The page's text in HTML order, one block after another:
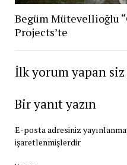
Begüm Mütevellioğlu
Projects’te
İlk yorum yapan
Bir yanıt yazın
E-posta adresiniz
işaretlenmişlerdir